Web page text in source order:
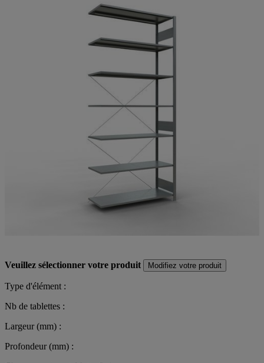
Veuillez sélectionner votre produit Modifiez votre produit
Type d'élément :
Nb de tablettes :
Largeur (mm) :
Profondeur (mm) :